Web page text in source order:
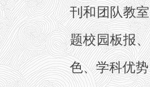
刊和团队教
题校园板报
色、学科优